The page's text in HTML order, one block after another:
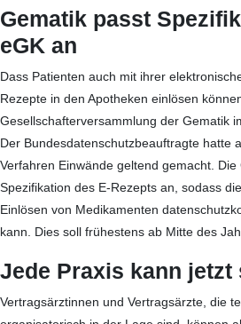
Gematik passt
eGK an
Dass Patienten auch mit ihrer
Rezepte in den Apotheken einlösen
Gesellschafterversammlung der Gematik
Der Bundesdatenschutzbeauftragte hatte
Verfahren Einwände geltend gemacht.
Spezifikation des E-Rezepts an, sodass
Einlösen von Medikamenten
kann. Dies soll frühestens ab Mitte des
Jede Praxis kann jetzt
Vertragsärztinnen und Vertragsärzte, die